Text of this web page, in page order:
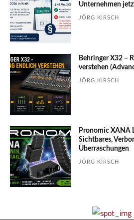
Unter­nehmen
JÖRG KIRSCH
Behringer X32 –
verstehen
JÖRG KIRSCH
Pronomic XANA
Sichtbares,
Überraschungen
JÖRG KIRSCH